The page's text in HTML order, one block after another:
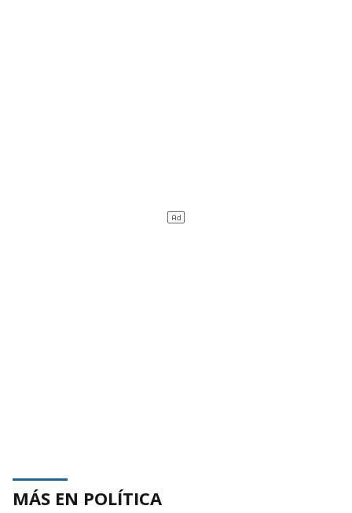
MÁS EN POLÍTICA